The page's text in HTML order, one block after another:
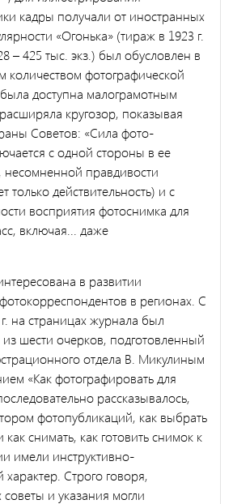
кадры получали от иностранных
«Огонька» (тираж в 1923 г.
– 425 тыс. экз.) был обусловлен в
количеством фотографической
доступна малограмотным
кругозор, показывая
Советов: «Сила фото-
с одной стороны в ее
несомненной правдивости
только действительность) и с
восприятия фотоснимка для
включая... даже
в развитии
в регионах. С
на страницах журнала был
шести очерков, подготовленный
отдела В. Микулиным
«Как фотографировать для
рассказывалось,
фотопубликаций, как выбрать
снимать, как готовить снимок к
имели инструктивно-
Строго говоря,
и указания могли